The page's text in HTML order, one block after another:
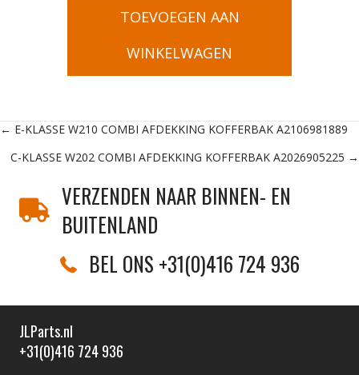
TOEVOEGEN AAN
WINKELWAGEN
Posts
navigation
← E-KLASSE W210 COMBI AFDEKKING KOFFERBAK A2106981889
C-KLASSE W202 COMBI AFDEKKING KOFFERBAK A2026905225 →
VERZENDEN NAAR BINNEN- EN
BUITENLAND
BEL ONS +31(0)416 724 936
JLParts.nl
+31(0)416 724 936